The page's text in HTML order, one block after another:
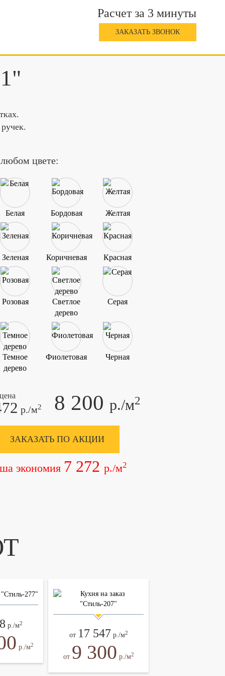
Расчет за 3 минуты
ЗАКАЗАТЬ ЗВОНОК
цвете:
Белая Бордовая Желтая
Зеленая Коричневая Красная
Розовая
Светлое
дерево
Серая
Темное
дерево
Фиолетовая Черная
р./м2 8 200 р./м2
ЗАКАЗАТЬ ПО АКЦИИ
экономия 7 272 р./м2
р./м2
р./м2
от 17 547 р./м2
от 9 300 р./м2